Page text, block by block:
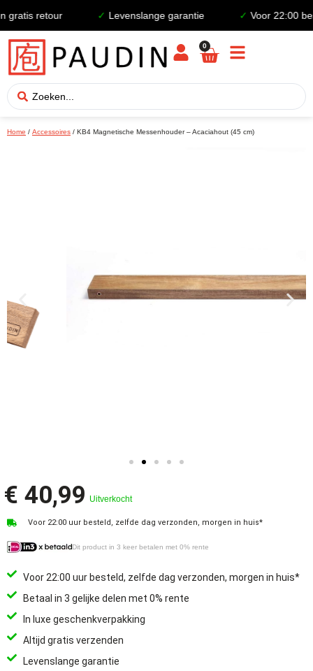
retour Levenslange garantie Voor 22:00
0
Home / Accessoires / KB4 Magnetische Messenhouder – Acaciahout (45 cm)
€ 40,99 Uitverkocht
Voor 22:00 uur besteld, zelfde dag verzonden, morgen in huis*
Dit product in 3 keer betalen met 0% rente
Voor 22:00 uur besteld, zelfde dag verzonden, morgen in huis*
Betaal in 3 gelijke delen met 0% rente
In luxe geschenkverpakking
Altijd gratis verzenden
Levenslange garantie